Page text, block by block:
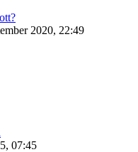
2020, 22:49
07:45